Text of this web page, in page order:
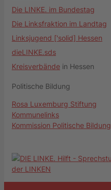
Die LINKE. im Bundestag
Die Linksfraktion im Landtag
Linksjugend ['solid] Hessen
dieLINKE.sds
Kreisverbände in Hessen
Politische Bildung
Rosa Luxemburg Stiftung
Kommunelinks
Kommission Politische Bildung